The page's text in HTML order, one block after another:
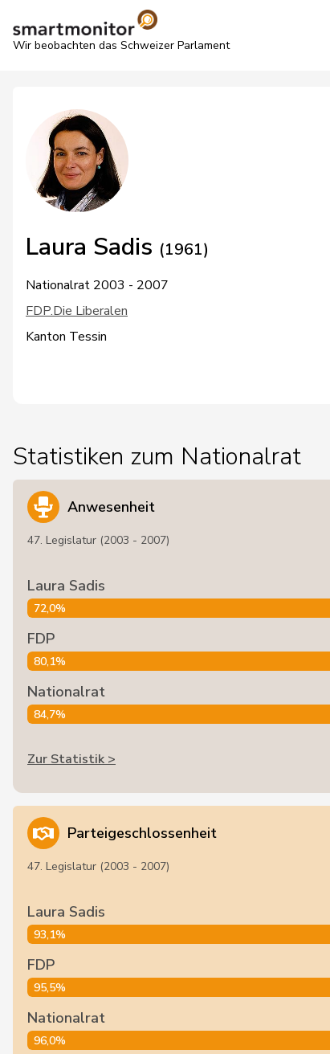
Wir beobachten das Schweizer Parlament
Laura Sadis (1961)
Nationalrat 2003 - 2007
FDP.Die Liberalen
Kanton Tessin
Statistiken zum Nationalrat
Anwesenheit
47. Legislatur (2003 - 2007)
Laura Sadis
72,0%
FDP
80,1%
Nationalrat
84,7%
Zur Statistik >
Parteigeschlossenheit
47. Legislatur (2003 - 2007)
Laura Sadis
93,1%
FDP
95,5%
Nationalrat
96,0%